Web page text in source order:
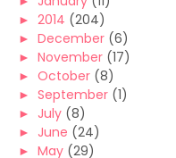
► 2014 (204)
► December (6)
► November (17)
► October (8)
► September (1)
► July (8)
► June (24)
► May (29)